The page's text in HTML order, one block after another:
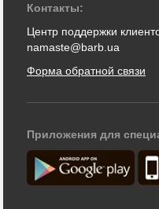
Контакты:
Центр поддержки
namaste@barb.ua
Форма обратной связи
Приложения для